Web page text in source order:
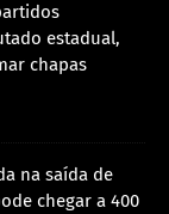
estadual,
chapas
na saída de
chegar a 400